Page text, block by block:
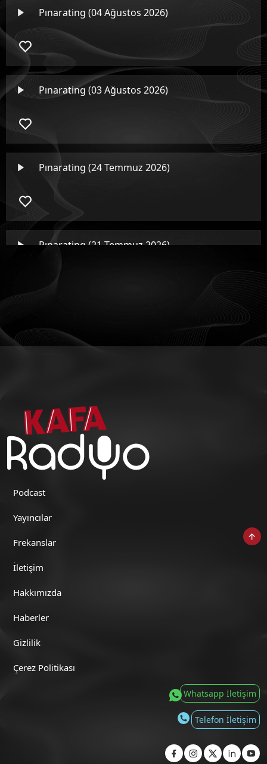
Pınarating (04 Ağustos 2026)
Pınarating (03 Ağustos 2026)
Pınarating (24 Temmuz 2026)
Pınarating (21 Temmuz 2026)
Pınarating (16 Temmuz 2026) - Demet Sağıroğlu
Podcast
Yayıncılar
Frekanslar
İletişim
Hakkımızda
Haberler
Gizlilik
Çerez Politikası
Whatsapp İletişim
Telefon İletişim